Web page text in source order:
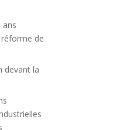
ans
réforme de
devant la